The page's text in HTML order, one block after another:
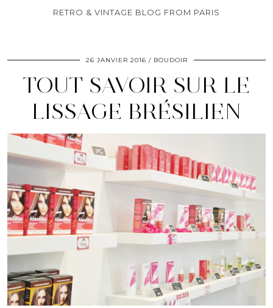
RETRO & VINTAGE BLOG FROM PARIS
26 JANVIER 2016 BOUDOIR
TOUT SAVOIR SUR LE
LISSAGE BRÉSILIEN